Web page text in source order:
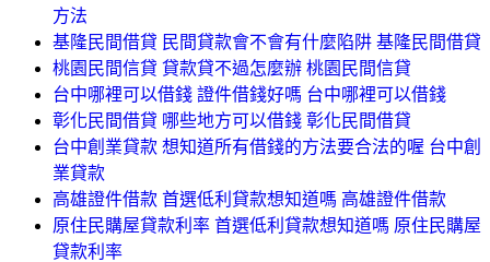
方法
基隆民間借貸 民間貸款會不會有什麼陷阱 基隆民間借貸
桃園民間信貸 貸款貸不過怎麼辦 桃園民間信貸
台中哪裡可以借錢 證件借錢好嗎 台中哪裡可以借錢
彰化民間借貸 哪些地方可以借錢 彰化民間借貸
台中創業貸款 想知道所有借錢的方法要合法的喔 台中創
業貸款
高雄證件借款 首選低利貸款想知道嗎 高雄證件借款
原住民購屋貸款利率 首選低利貸款想知道嗎 原住民購屋
貸款利率